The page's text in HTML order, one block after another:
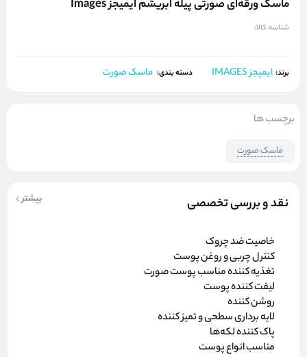
ماسک ورقه‌ای صورتی پیله‌ ابریشم ایمیجز Images
شناسه کالا:
برند: ایمیجز IMAGES دسته بندی: ماسک صورت
نقد و بررسی تخصصی بیشتر
خاصیت ضد چروک
کنترل چربی و روغن پوست
تغذیه کننده مناسب پوست صورت
لیفت کننده پوست
روشن کننده
لایه برداری سطحی و تمیز کننده
پاک کننده لکه‌ها
مناسب انواع پوست
برچسب ها
ماسک صورت